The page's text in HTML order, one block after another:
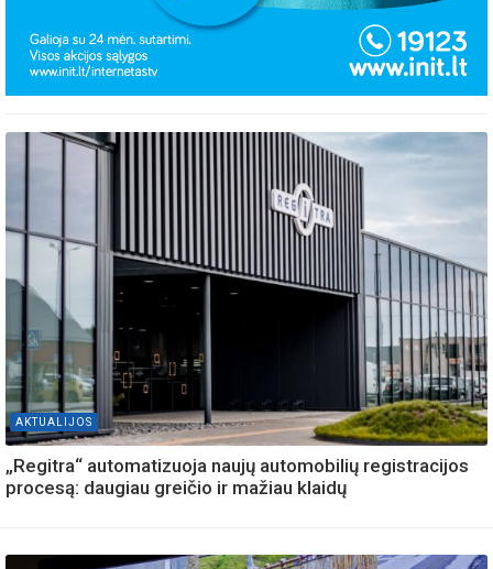
AKTUALIJOS
„Regitra“ automatizuoja naujų automobilių registracijos
procesą: daugiau greičio ir mažiau klaidų